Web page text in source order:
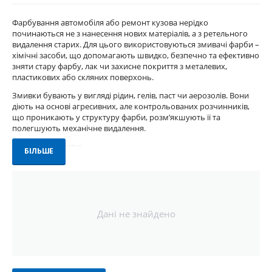
Фарбування автомобіля або ремонт кузова нерідко
починаються не з нанесення нових матеріалів, а з ретельного
видалення старих. Для цього використовуються змивачі фарби –
хімічні засоби, що допомагають швидко, безпечно та ефективно
зняти стару фарбу, лак чи захисне покриття з металевих,
пластикових або скляних поверхонь.
Змивки бувають у вигляді рідин, гелів, паст чи аерозолів. Вони
діють на основі агресивних, але контрольованих розчинників,
що проникають у структуру фарби, розм’якшують її та
полегшують механічне видалення.
Основні переваги:
- Швидке розчинення багатошарових покриттів;
- Мінімальне механічне втручання;
БІЛЬШЕ
Дані не знайдено